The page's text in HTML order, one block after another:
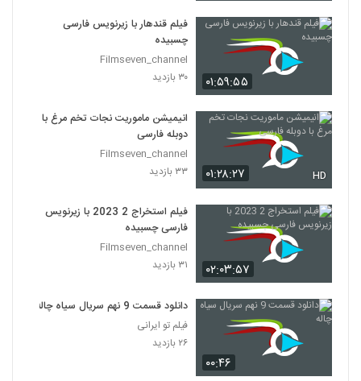
۰۱:۵۹:۵۵
فیلم قندهار با زیرنویس فارسی
چسبیده
Filmseven_channel
۳۰ بازدید
۰۱:۲۸:۲۷ HD
انیمیشن ماموریت نجات تخم مرغ با
دوبله فارسی
Filmseven_channel
۳۳ بازدید
۰۲:۰۳:۵۷
فیلم استخراج 2 2023 با زیرنویس
فارسی چسبیده
Filmseven_channel
۳۱ بازدید
۰۰:۴۶
دانلود قسمت 9 نهم سریال سیاه چاله
فیلم تو ایرانی
۲۶ بازدید